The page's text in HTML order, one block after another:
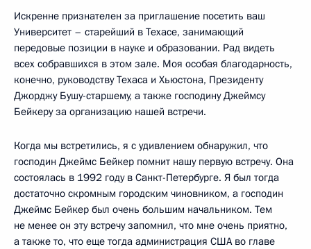
Искренне признателен за приглашение посетить ваш
Университет – старейший в Техасе, занимающий
передовые позиции в науке и образовании. Рад видеть
всех собравшихся в этом зале. Моя особая благодарность,
конечно, руководству Техаса и Хьюстона, Президенту
Джорджу Бушу-старшему, а также господину Джеймсу
Бейкеру за организацию нашей встречи.
Когда мы встретились, я с удивлением обнаружил, что
господин Джеймс Бейкер помнит нашу первую встречу. Она
состоялась в 1992 году в Санкт-Петербурге. Я был тогда
достаточно скромным городским чиновником, а господин
Джеймс Бейкер был очень большим начальником. Тем
не менее он эту встречу запомнил, что мне очень приятно,
а также то, что еще тогда администрация США во главе